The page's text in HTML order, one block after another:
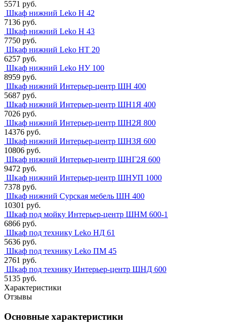
5571 руб.
Шкаф нижний Leko Н 42
7136 руб.
Шкаф нижний Leko Н 43
7750 руб.
Шкаф нижний Leko НТ 20
6257 руб.
Шкаф нижний Leko НУ 100
8959 руб.
Шкаф нижний Интерьер-центр ШН 400
5687 руб.
Шкаф нижний Интерьер-центр ШН1Я 400
7026 руб.
Шкаф нижний Интерьер-центр ШН2Я 800
14376 руб.
Шкаф нижний Интерьер-центр ШН3Я 600
10806 руб.
Шкаф нижний Интерьер-центр ШНГ2Я 600
9472 руб.
Шкаф нижний Интерьер-центр ШНУП 1000
7378 руб.
Шкаф нижний Сурская мебель ШН 400
10301 руб.
Шкаф под мойку Интерьер-центр ШНМ 600-1
6866 руб.
Шкаф под технику Leko НД 61
5636 руб.
Шкаф под технику Leko ПМ 45
2761 руб.
Шкаф под технику Интерьер-центр ШНД 600
5135 руб.
Характеристики
Отзывы
Основные характеристики